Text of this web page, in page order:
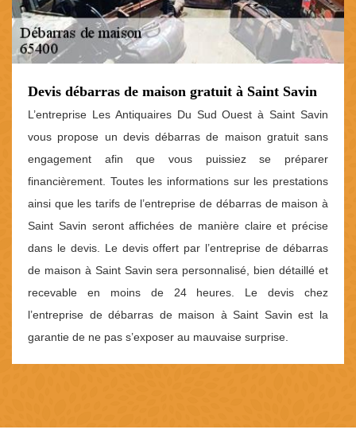
Devis débarras de maison gratuit à Saint Savin
L’entreprise Les Antiquaires Du Sud Ouest à Saint Savin
vous propose un devis débarras de maison gratuit sans
engagement afin que vous puissiez se préparer
financièrement. Toutes les informations sur les prestations
ainsi que les tarifs de l’entreprise de débarras de maison à
Saint Savin seront affichées de manière claire et précise
dans le devis. Le devis offert par l’entreprise de débarras
de maison à Saint Savin sera personnalisé, bien détaillé et
recevable en moins de 24 heures. Le devis chez
l’entreprise de débarras de maison à Saint Savin est la
garantie de ne pas s’exposer au mauvaise surprise.